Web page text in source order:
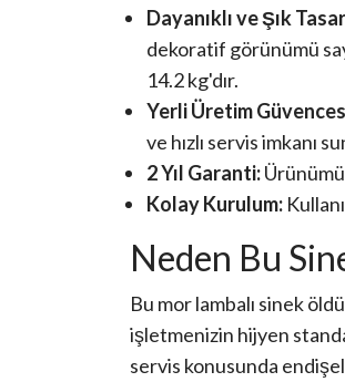
Dayanıklı ve Şık
dekoratif görünümü
14.2 kg'dır.
Yerli Üretim
ve hızlı servis imkanı
2 Yıl Garanti:
Kolay Kurulum:
Neden Bu
Bu mor lambalı sinek
işletmenizin hijyen
servis konusunda